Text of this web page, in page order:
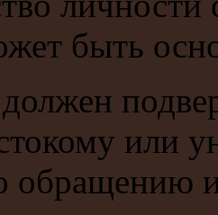
быть
или
обращению